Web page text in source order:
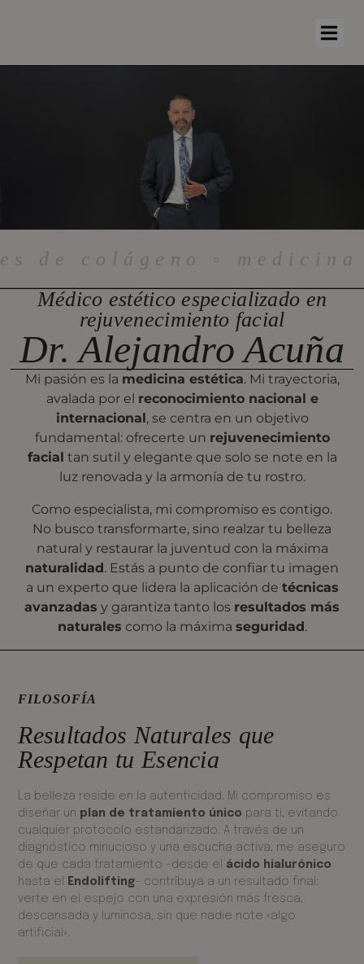
de colágeno ◦
Médico estético especializado en
rejuvenecimiento facial
Dr. Alejandro Acuña
Mi pasión es la medicina estética. Mi trayectoria,
avalada por el reconocimiento nacional e
internacional, se centra en un objetivo
fundamental: ofrecerte un rejuvenecimiento
facial tan sutil y elegante que solo se note en la
luz renovada y la armonía de tu rostro.
Como especialista, mi compromiso es contigo.
No busco transformarte, sino realzar tu belleza
natural y restaurar la juventud con la máxima
naturalidad. Estás a punto de confiar tu imagen
a un experto que lidera la aplicación de técnicas
avanzadas y garantiza tanto los resultados más
naturales como la máxima seguridad.
FILOSOFÍA
Resultados Naturales que
Respetan tu Esencia
La belleza reside en la autenticidad. Mi compromiso es
diseñar un plan de tratamiento único para ti, evitando
cualquier protocolo estandarizado. A través de un
diagnóstico minucioso y una escucha activa, me aseguro
de que cada tratamiento –desde el ácido hialurónico
hasta el
Endolifting– contribuya a un resultado final:
verte en el espejo con una expresión más fresca,
descansada y luminosa, sin que nadie note «algo
artificial».